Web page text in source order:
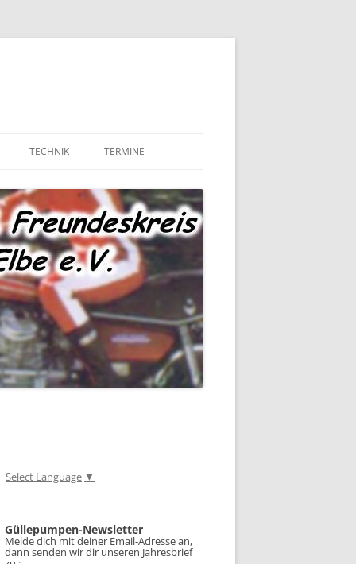
TECHNIK
TECHNIK – FAHRWERK
TECHNIK – SONSTIGES
TERMINE
Select Language ▼
Güllepumpen-Newsletter
Melde dich mit deiner Email-Adresse an,
dann senden wir dir unseren Jahresbrief